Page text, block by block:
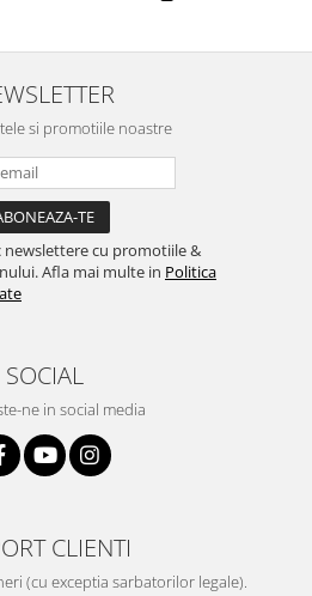
si promotiile noastre
newslettere cu promotiile &
Afla mai multe in Politica
SOCIAL
ne in social media
CLIENTI
(cu exceptia sarbatorilor legale).